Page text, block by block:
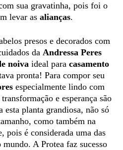
sua gravatinha, pois foi o
levar as alianças.
presos e decorados com
da Andressa Peres
noivaideal para casamento
pronta! Para compor seu
especialmente lindo com
e esperança são
planta grandiosa, não só
como também na
pois é considerada uma das
A Protea faz sucesso